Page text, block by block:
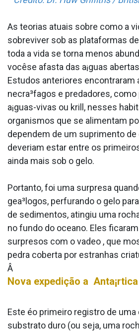
As teorias atuais sobre como a
sobreviver sob as plataformas
toda a vida se torna menos
vocêse afasta das a¡guas
Estudos anteriores encontraram
necra³fagos e predadores,
a¡guas-vivas ou krill, nesses
organismos que se alimentam
dependem de um suprimento de
deveriam estar entre os
ainda mais sob o gelo.
Portanto, foi uma surpresa
gea³logos, perfurando o gelo
de sedimentos, atingiu uma
no fundo do oceano. Eles
surpresos com o va­deo , que
pedra coberta por estranhas
Â
Nova expedição a
Este éo primeiro registro de uma
substrato duro (ou seja, uma